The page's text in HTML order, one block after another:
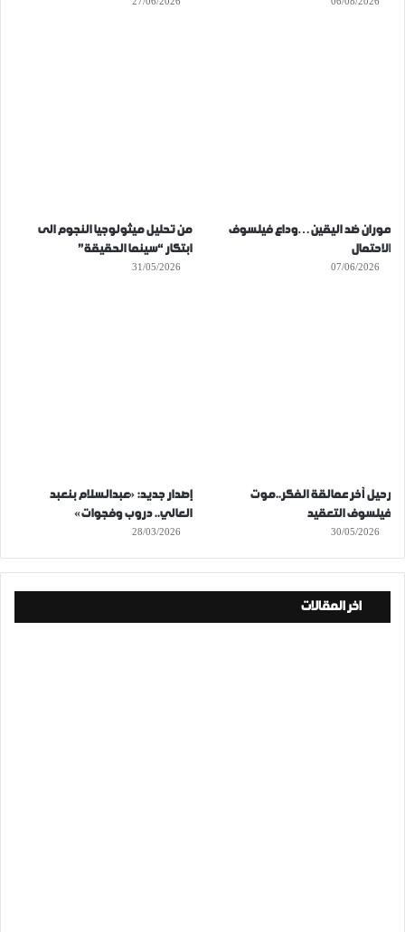
موران ضد اليقين…وداع فيلسوف
الاحتمال
07/06/2026
من تحليل ميثولوجيا النجوم الى
ابتكار “سينما الحقيقة”
31/05/2026
رحيل آخر عمالقة الفكر..موت
فيلسوف التعقيد
30/05/2026
إصدار جديد: «عبدالسلام بنعبد
العالي.. دروب وفجوات»
28/03/2026
اخر المقالات